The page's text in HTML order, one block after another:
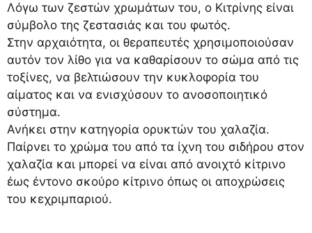
Λόγω των ζεστών χρωμάτων του, ο Κιτρίνης είναι
σύμβολο της ζεστασιάς και του φωτός.
Στην αρχαιότητα, οι θεραπευτές χρησιμοποιούσαν
αυτόν τον λίθο για να καθαρίσουν το σώμα από τις
τοξίνες, να βελτιώσουν την κυκλοφορία του
αίματος και να ενισχύσουν το ανοσοποιητικό
σύστημα.
Ανήκει στην κατηγορία ορυκτών του χαλαζία.
Παίρνει το χρώμα του από τα ίχνη του σιδήρου στον
χαλαζία και μπορεί να είναι από ανοιχτό κίτρινο
έως έντονο σκούρο κίτρινο όπως οι αποχρώσεις
του κεχριμπαριού.